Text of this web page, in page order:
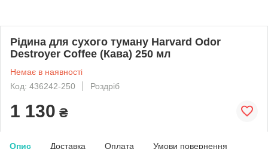
Рідина для сухого туману Harvard Odor
Destroyer Coffee (Кава) 250 мл
Немає в наявності
Код: 436242-250
Роздріб
1 130 ₴
Опис Доставка Оплата Умови повернення